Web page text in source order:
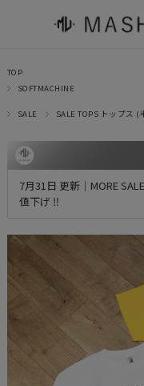
TOP
SOFTMACHINE
SALE SALE TOPS トップス (
7月31日 更新｜MORE
値下げ ‼